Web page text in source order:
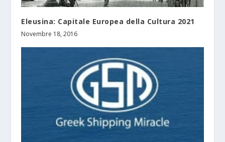
Eleusina: Capitale Europea della Cultura 2021
Novembre 18, 2016